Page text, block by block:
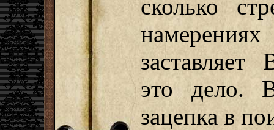
сколько
заставляет
это дело.
зацепка в